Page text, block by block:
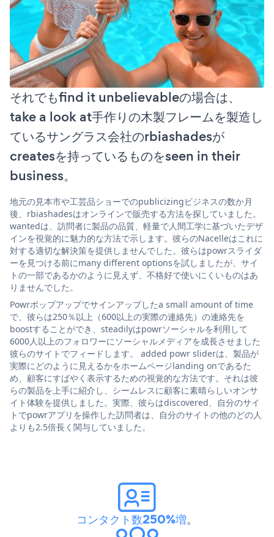
それでもfind it unbelievableの場合は、
take a look at手作りの木製フレームを製造し
ているサングラス会社のrbiashadesが
createsを持っているものをseen in their
business。
地元の見本市や工芸品ショーでのpublicizingビジネスの数か月
後、rbiashadesはオンラインで販売する方法を探していました。
wantedは、訪問者に製品の品質、軽量で人間工学に基づいたデザ
インを視覚的に魅力的な方法で示します。彼らのNacelleはこれに
対する適切な解決策を提供しませんでした。彼らはpowrスライダ
ーを見つける前にmany different optionsを試しましたが、サイ
トの一部であるかのように見えず、不格好で使いにくいものはあ
りませんでした。
Powrポップアップでサインアップしたa small amount of time
で、彼らは250％以上（600以上の実際の連絡先）の連絡先を
boostすることができ、steadilyはpowrソーシャルを利用して
6000人以上のフォロワーにソーシャルメディアを成長させました
彼らのサイトでフィードします。 added powr sliderは、製品が
実際にどのように見えるかをホームページlanding onであるた
め、顧客にすばやく表示するための視覚的な方法です。それは彼
らの製品を上手に紹介し、シームレスに顧客に素晴らしいオンサ
イト体験を提供しました。実際、彼らはdiscovered、自分のサイ
トでpowrアプリを操作した訪問者は、自分のサイトの他のどの人
よりも2.5倍長く関与していました。
コンタクト数250%増。